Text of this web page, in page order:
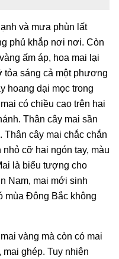
và mưa phùn lất
phủ khắp nơi nơi. Còn
ấm áp, hoa mai lại
tỏa sáng cả một phương
hoang dại mọc trong
có chiều cao trên hai
Thân cây mai sần
Thân cây mai chắc chắn
cỡ hai ngón tay, màu
là biểu tượng cho
Nam, mai mới sinh
mùa Đông Bắc không
vàng mà còn có mai
ghép. Tuy nhiên